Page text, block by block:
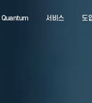
Quantum 서비스